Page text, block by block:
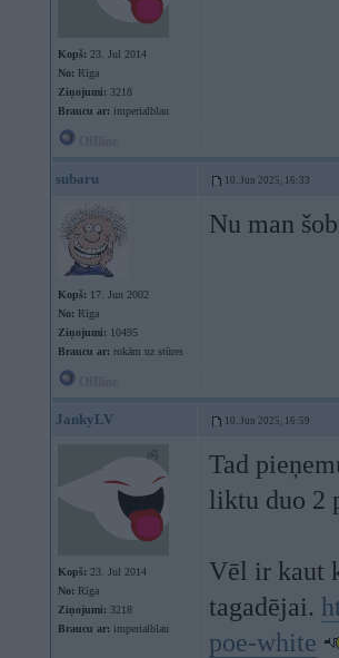
Kopš: 23. Jul 2014
No: Rīga
Ziņojumi: 3218
Braucu ar: imperialblau
subaru 10. Jun 2025, 16:33
Kopš: 17. Jun 2002
No: Rīga
Ziņojumi: 10495
Braucu ar: rokām uz stūres
Nu man
JankyLV 10. Jun 2025, 16:59
Kopš: 23. Jul 2014
No: Rīga
Ziņojumi: 3218
Braucu ar: imperialblau
Tad
liktu duo 2
Vēl ir kaut
tagadējai.
poe-white